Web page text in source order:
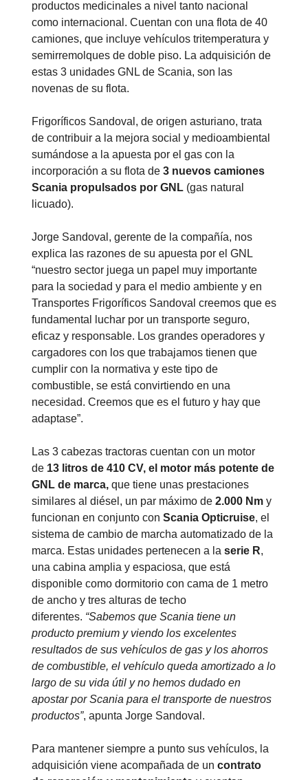
productos medicinales a nivel tanto nacional
como internacional. Cuentan con una flota de 40
camiones, que incluye vehículos tritemperatura y
semirremolques de doble piso. La adquisición de
estas 3 unidades GNL de Scania, son las
novenas de su flota.
Frigoríficos Sandoval, de origen asturiano, trata
de contribuir a la mejora social y medioambiental
sumándose a la apuesta por el gas con la
incorporación a su flota de 3 nuevos camiones
Scania propulsados por GNL (gas natural
licuado).
Jorge Sandoval, gerente de la compañía, nos
explica las razones de su apuesta por el GNL
“nuestro sector juega un papel muy importante
para la sociedad y para el medio ambiente y en
Transportes Frigoríficos Sandoval creemos que es
fundamental luchar por un transporte seguro,
eficaz y responsable. Los grandes operadores y
cargadores con los que trabajamos tienen que
cumplir con la normativa y este tipo de
combustible, se está convirtiendo en una
necesidad. Creemos que es el futuro y hay que
adaptase”.
Las 3 cabezas tractoras cuentan con un motor
de 13 litros de 410 CV, el motor más potente de
GNL de marca, que tiene unas prestaciones
similares al diésel, un par máximo de 2.000 Nm y
funcionan en conjunto con Scania Opticruise, el
sistema de cambio de marcha automatizado de la
marca. Estas unidades pertenecen a la serie R,
una cabina amplia y espaciosa, que está
disponible como dormitorio con cama de 1 metro
de ancho y tres alturas de techo
diferentes. “Sabemos que Scania tiene un
producto premium y viendo los excelentes
resultados de sus vehículos de gas y los ahorros
de combustible, el vehículo queda amortizado a lo
largo de su vida útil y no hemos dudado en
apostar por Scania para el transporte de nuestros
productos”, apunta Jorge Sandoval.
Para mantener siempre a punto sus vehículos, la
adquisición viene acompañada de un contrato